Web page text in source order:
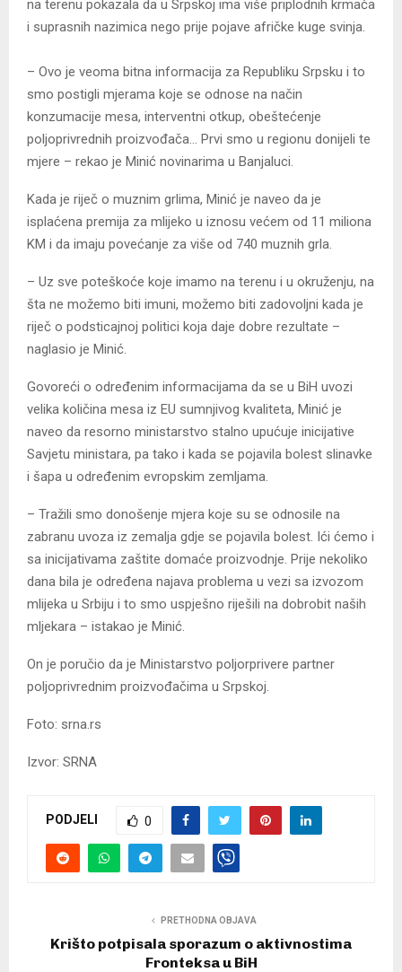
na terenu pokazala da u Srpskoj ima više priplodnih krmača
i suprasnih nazimica nego prije pojave afričke kuge svinja.
– Ovo je veoma bitna informacija za Republiku Srpsku i to
smo postigli mjerama koje se odnose na način
konzumacije mesa, interventni otkup, obeštećenje
poljoprivrednih proizvođača… Prvi smo u regionu donijeli te
mjere – rekao je Minić novinarima u Banjaluci.
Kada je riječ o muznim grlima, Minić je naveo da je
isplaćena premija za mlijeko u iznosu većem od 11 miliona
KM i da imaju povećanje za više od 740 muznih grla.
– Uz sve poteškoće koje imamo na terenu i u okruženju, na
šta ne možemo biti imuni, možemo biti zadovoljni kada je
riječ o podsticajnoj politici koja daje dobre rezultate –
naglasio je Minić.
Govoreći o određenim informacijama da se u BiH uvozi
velika količina mesa iz EU sumnjivog kvaliteta, Minić je
naveo da resorno ministarstvo stalno upućuje inicijative
Savjetu ministara, pa tako i kada se pojavila bolest slinavke
i šapa u određenim evropskim zemljama.
– Tražili smo donošenje mjera koje su se odnosile na
zabranu uvoza iz zemalja gdje se pojavila bolest. Ići ćemo i
sa inicijativama zaštite domaće proizvodnje. Prije nekoliko
dana bila je određena najava problema u vezi sa izvozom
mlijeka u Srbiju i to smo uspješno riješili na dobrobit naših
mljekara – istakao je Minić.
On je poručio da je Ministarstvo poljorprivere partner
poljoprivrednim proizvođačima u Srpskoj.
Foto: srna.rs
Izvor: SRNA
PODJELI 0
PRETHODNA OBJAVA
Krišto potpisala sporazum o aktivnostima
Fronteksa u BiH